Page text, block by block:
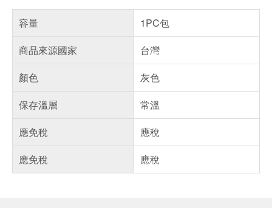
容量
1PC包
商品來源國家
台灣
顏色
灰色
保存溫層
常溫
應免稅
應稅
應免稅
應稅